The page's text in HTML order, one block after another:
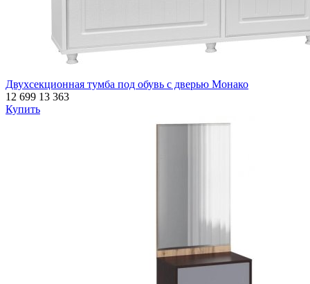
Двухсекционная тумба под обувь с дверью Монако
12 699 13 363
Купить